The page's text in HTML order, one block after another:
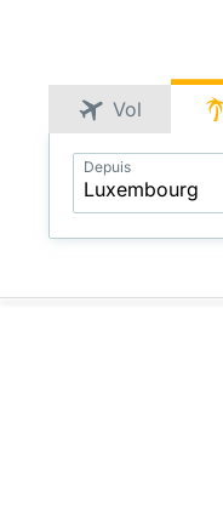
Vol
Application
Intelligent
Package
Search
Depuis